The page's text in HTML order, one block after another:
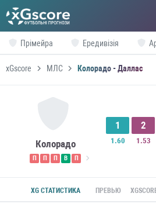
Прімейра Ередивізія
xGscore МЛС Колорадо - Даллас
Колорадо
П П П В П
1
1.60
2
1.53
XG СТАТИСТИКА ПРЕВЬЮ